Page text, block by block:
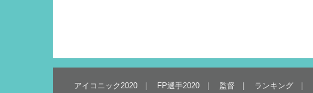
アイコニック2020 FP選手2020 監督 ランキング